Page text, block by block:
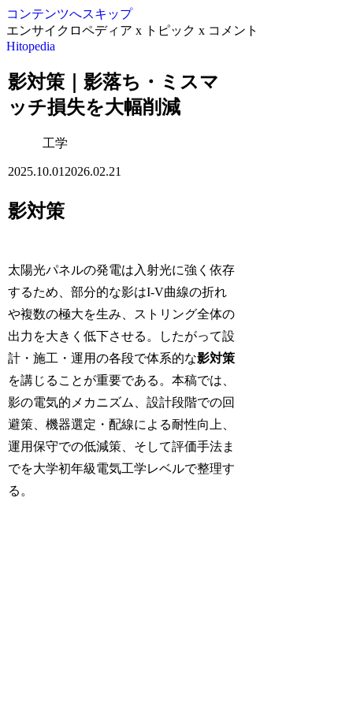
コンテンツへスキップ
エンサイクロペディア x トピック x コメント
Hitopedia
影対策｜影落ち・ミスマ
ッチ損失を大幅削減
工学
2025.10.01 2026.02.21
影対策
太陽光パネルの発電は入射光に強く依存
するため、部分的な影はI-V曲線の折れ
や複数の極大を生み、ストリング全体の
出力を大きく低下させる。したがって設
計・施工・運用の各段で体系的な影対策
を講じることが重要である。本稿では、
影の電気的メカニズム、設計段階での回
避策、機器選定・配線による耐性向上、
運用保守での低減策、そして評価手法ま
でを大学初年級電気工学レベルで整理す
る。